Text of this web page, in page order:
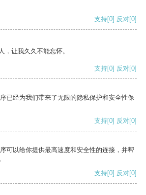
支持[0] 反对[0]
，让我久久不能忘怀。
支持[0] 反对[0]
已经为我们带来了无限的隐私保护和安全性保
支持[0] 反对[0]
可以给你提供最高速度和安全性的连接，并帮
支持[0] 反对[0]